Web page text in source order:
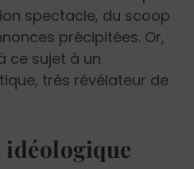
spectacle, du scoop
précipitées. Or,
ce sujet à un
très révélateur de